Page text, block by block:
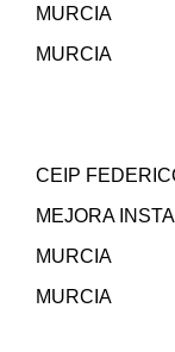
MURCIA
MURCIA
CEIP
MEJORA
MURCIA
MURCIA